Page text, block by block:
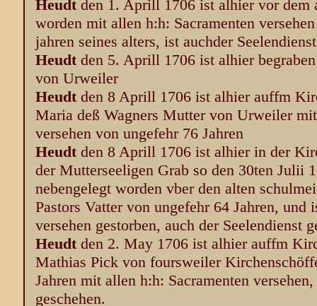
Heudt den 1. Aprill 1706 ist alhier vor dem
worden mit allen h:h: Sacramenten
jahren seines alters, ist auchder
Heudt den 5. Aprill 1706 ist alhier
von Urweiler
Heudt den 8 Aprill 1706 ist alhier auffm
Maria deß Wagners Mutter von Urweiler
versehen von ungefehr 76 Jahren
Heudt den 8 Aprill 1706 ist alhier in der
der Mutterseeligen Grab so den 30ten Julii
nebengelegt worden vber den alten
Pastors Vatter von ungefehr 64 Jahren, und
versehen gestorben, auch der Seelendienst
Heudt den 2. May 1706 ist alhier auffm
Mathias Pick von foursweiler
Jahren mit allen h:h: Sacramenten
geschehen.